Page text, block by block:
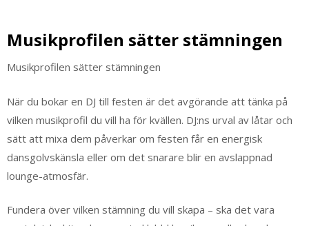
Musikprofilen sätter stämningen
Musikprofilen sätter stämningen
När du bokar en DJ till festen är det avgörande att tänka på
vilken musikprofil du vill ha för kvällen. DJ:ns urval av låtar och
sätt att mixa dem påverkar om festen får en energisk
dansgolvskänsla eller om det snarare blir en avslappnad
lounge-atmosfär.
Fundera över vilken stämning du vill skapa – ska det vara